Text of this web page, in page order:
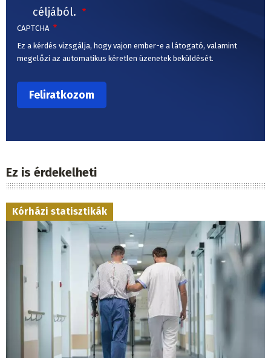
céljából.
CAPTCHA
Ez a kérdés vizsgálja, hogy vajon ember-e a látogató, valamint
megelőzi az automatikus kéretlen üzenetek beküldését.
Ez is érdekelheti
Kórházi statisztikák